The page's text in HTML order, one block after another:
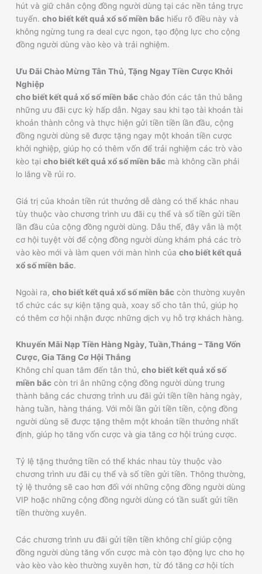
hút và giữ chân cộng đồng người dùng tại các nền tảng trực
tuyến.cho biết kết quả xổ số miền bắc hiểu rõ điều này và
không ngừng tung ra deal cực ngon, tạo động lực cho cộng
đồng người dùng vào kèo và trải nghiệm.
Ưu Đãi Chào Mừng Tân Thủ, Tặng Ngay Tiền Cược Khởi
Nghiệp
cho biết kết quả xổ số miền bắc chào đón các tân thủ bằng
những ưu đãi cực kỳ hấp dẫn. Ngay sau khi tạo tài khoản tài
khoản thành công và thực hiện gửi tiền tiền lần đầu, cộng
đồng người dùng sẽ được tặng ngay một khoản tiền cược
khởi nghiệp, giúp họ có thêm vốn để trải nghiệm các trò vào
kèo tạicho biết kết quả xổ số miền bắc mà không cần phải
lo lắng về rủi ro.
Giá trị của khoản tiền rút thưởng dễ dàng có thể khác nhau
tùy thuộc vào chương trình ưu đãi cụ thể và số tiền gửi tiền
lần đầu của cộng đồng người dùng. Dẫu thế, đây vẫn là một
cơ hội tuyệt vời để cộng đồng người dùng khám phá các trò
vào kèo mới và làm quen với màn hình củacho biết kết quả
xổ số miền bắc.
Ngoài ra,cho biết kết quả xổ số miền bắc còn thường xuyên
tổ chức các sự kiện tặng quà, xoay số cho tân thủ, giúp họ
có thêm cơ hội nhận được những dịch vụ hỗ trợ khách hàng.
Khuyến Mãi Nạp Tiền Hàng Ngày, Tuần,Tháng – Tăng Vốn
Cược, Gia Tăng Cơ Hội Thắng
Không chỉ quan tâm đến tân thủ,cho biết kết quả xổ số
miền bắc còn tri ân những cộng đồng người dùng trung
thành bằng các chương trình ưu đãi gửi tiền tiền hàng ngày,
hàng tuần, hàng tháng. Với mỗi lần gửi tiền tiền, cộng đồng
người dùng sẽ được tặng thêm một khoản tiền thưởng nhất
định, giúp họ tăng vốn cược và gia tăng cơ hội trúng cược.
Tỷ lệ tặng thưởng tiền có thể khác nhau tùy thuộc vào
chương trình ưu đãi cụ thể và số tiền gửi tiền. Thông thường,
tỷ lệ thưởng sẽ cao hơn đối với những cộng đồng người dùng
VIP hoặc những cộng đồng người dùng có tần suất gửi tiền
tiền thường xuyên.
Các chương trình ưu đãi gửi tiền tiền không chỉ giúp cộng
đồng người dùng tăng vốn cược mà còn tạo động lực cho họ
vào kèo vào kèo thường xuyên hơn, từ đó tăng cơ hội tích